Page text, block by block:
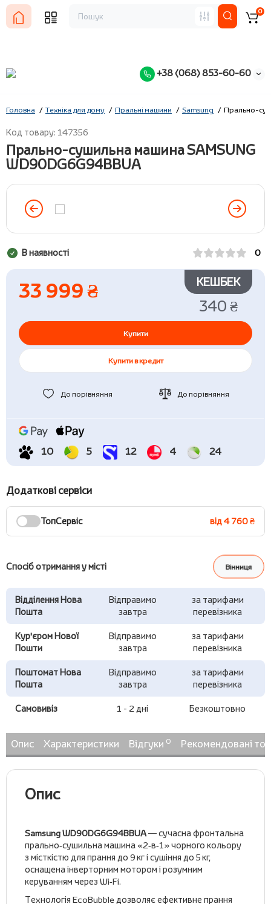
+38 (068) 853-60-60
0
Головна Техніка для дому Пральні машини Samsung Прально-
Код товару: 147356
Прально-сушильна машина SAMSUNG
WD90DG6G94BBUA
В наявності 0
33 999 ₴ КЕШБЕК
340 ₴
Купити
Купити в кредит
До порівняння До порівняння
10 5 12 4 24
Додаткові сервіси
ТопСервіс від 4 760 ₴
Спосіб отримання у місті Вінниця
Відділення Нова
Пошта
Відправимо
завтра
за тарифами
перевізника
Кур'єром Нової
Пошти
Відправимо
завтра
за тарифами
перевізника
Поштомат Нова
Пошта
Відправимо
завтра
за тарифами
перевізника
Самовивіз 1 - 2 дні Безкоштовно
Опис Характеристики Відгуки 0 Рекомендовані
Опис
Samsung WD90DG6G94BBUA— сучасна фронтальна
прально‑сушильна машина «2‑в‑1» чорного кольору
з місткістю для прання до 9 кг і сушіння до 5 кг,
оснащена інверторним мотором і розумним
керуванням через Wi‑Fi.
Технологія EcoBubble дозволяє ефективне прання